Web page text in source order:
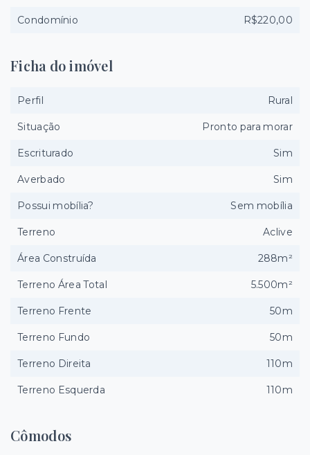
Cômodos
Condomínio R$220,00
Ficha do imóvel
Perfil Rural
Situação Pronto para morar
Escriturado Sim
Averbado Sim
Possui mobília? Sem mobília
Terreno Aclive
Área Construída 288m²
Terreno Área Total 5.500m²
Terreno Frente 50m
Terreno Fundo 50m
Terreno Direita 110m
Terreno Esquerda 110m